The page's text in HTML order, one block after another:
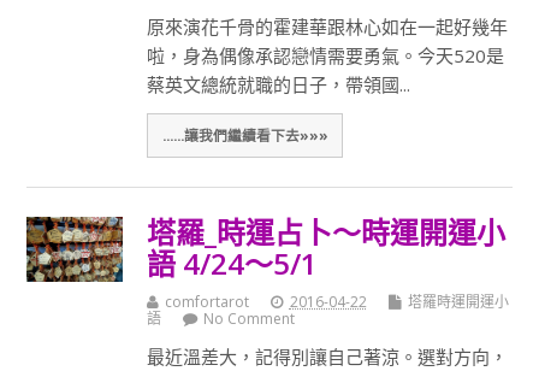
原來演花千骨的霍建華跟林心如在一起好幾年
啦，身為偶像承認戀情需要勇氣。今天520是
蔡英文總統就職的日子，帶領國...
......讓我們繼續看下去»»»
塔羅_時運占卜～時運開運小
語 4/24～5/1
comfortarot 2016-04-22
塔羅時運開運小
語
No Comment
最近溫差大，記得別讓自己著涼。選對方向，